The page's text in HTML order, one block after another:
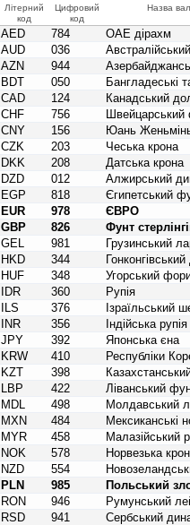
Літерний
код
Цифровий
код
Назва
AED 784
ОАЕ дірахм
AUD
036
AZN
944
BDT
050
Бангладеські
CAD
124
Канадський
CHF
756
Швейцарський
CNY
156
Юань
CZK
203
Чеська крона
DKK
208
Датська крона
DZD
012
Алжирський
EGP
818
Єгипетський
EUR
978
ЄВРО
GBP
826
Фунт
GEL
981
Грузинський
HKD
344
HUF
348
Угорський
IDR
360
Рупія
ILS
376
Ізраїльський
INR
356
Індійська рупія
JPY
392
Японська єна
KRW
410
Республіки
KZT
398
LBP
422
Ліванський
MDL
498
Молдавський
MXN
484
Мексиканські
MYR
458
Малазійський
NOK
578
Норвезька
NZD
554
PLN
985
Польський
RON
946
Румунський
RSD
941
Сербський